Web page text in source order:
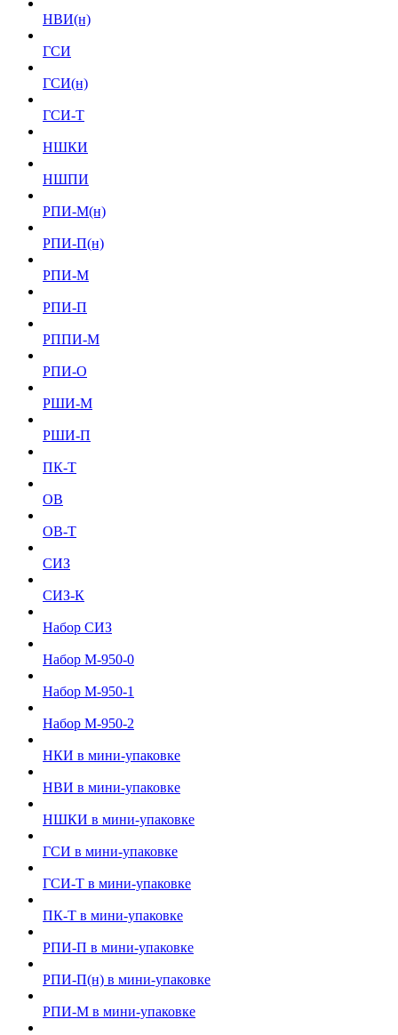
НВИ(н)
ГСИ
ГСИ(н)
ГСИ-Т
НШКИ
НШПИ
РПИ-М(н)
РПИ-П(н)
РПИ-М
РПИ-П
РППИ-М
РПИ-О
РШИ-М
РШИ-П
ПК-Т
ОВ
ОВ-Т
СИЗ
СИЗ-К
Набор СИЗ
Набор М-950-0
Набор М-950-1
Набор М-950-2
НКИ в мини-упаковке
НВИ в мини-упаковке
НШКИ в мини-упаковке
ГСИ в мини-упаковке
ГСИ-Т в мини-упаковке
ПК-Т в мини-упаковке
РПИ-П в мини-упаковке
РПИ-П(н) в мини-упаковке
РПИ-М в мини-упаковке